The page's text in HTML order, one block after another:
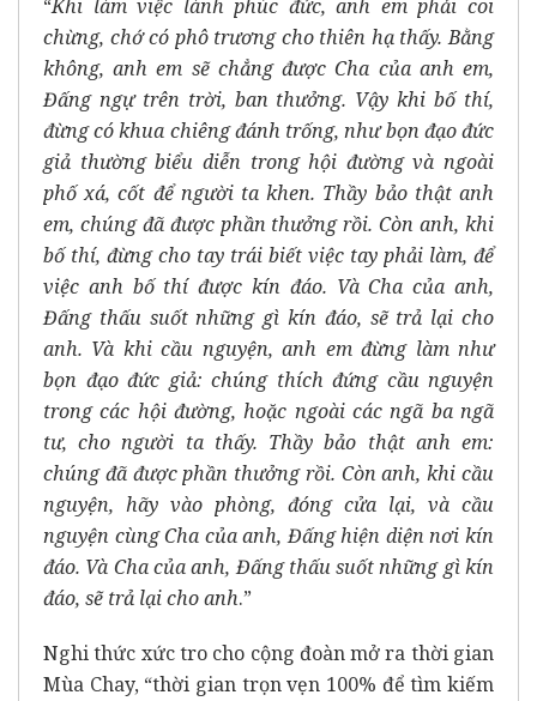
“Khi làm việc lành phúc đức, anh em phải coi
chừng, chớ có phô trương cho thiên hạ thấy. Bằng
không, anh em sẽ chẳng được Cha của anh em,
Đấng ngự trên trời, ban thưởng. Vậy khi bố thí,
đừng có khua chiêng đánh trống, như bọn đạo đức
giả thường biểu diễn trong hội đường và ngoài
phố xá, cốt để người ta khen. Thầy bảo thật anh
em, chúng đã được phần thưởng rồi. Còn anh, khi
bố thí, đừng cho tay trái biết việc tay phải làm, để
việc anh bố thí được kín đáo. Và Cha của anh,
Đấng thấu suốt những gì kín đáo, sẽ trả lại cho
anh. Và khi cầu nguyện, anh em đừng làm như
bọn đạo đức giả: chúng thích đứng cầu nguyện
trong các hội đường, hoặc ngoài các ngã ba ngã
tư, cho người ta thấy. Thầy bảo thật anh em:
chúng đã được phần thưởng rồi. Còn anh, khi cầu
nguyện, hãy vào phòng, đóng cửa lại, và cầu
nguyện cùng Cha của anh, Đấng hiện diện nơi kín
đáo. Và Cha của anh, Đấng thấu suốt những gì kín
đáo, sẽ trả lại cho anh.”
Nghi thức xức tro cho cộng đoàn mở ra thời gian
Mùa Chay, “thời gian trọn vẹn 100% để tìm kiếm